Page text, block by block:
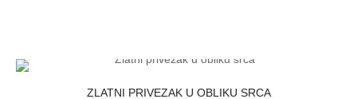
ZLATNI PRIVEZAK U OBLIKU SRCA